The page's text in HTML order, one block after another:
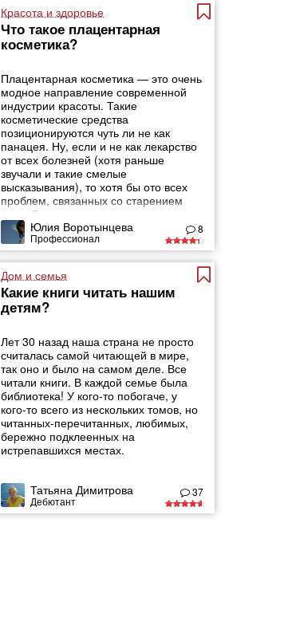
Красота и здоровье
Что такое плацентарная
косметика?
Плацентарная косметика — это очень
модное направление современной
индустрии красоты. Такие
косметические средства
позиционируются чуть ли не как
панацея. Ну, если и не как лекарство
от всех болезней (хотя раньше
звучали и такие смелые
высказывания), то хотя бы ото всех
проблем, связанных со старением
кожи. Где же здесь правда, а где —
вымысел?Юлия Воротынцева
Профессионал
8
Дом и семья
Какие книги читать нашим
детям?
Лет 30 назад наша страна не просто
считалась самой читающей в мире,
так оно и было на самом деле. Все
читали книги. В каждой семье была
библиотека! У кого-то побогаче, у
кого-то всего из нескольких томов, но
читанных-перечитанных, любимых,
бережно подклеенных на
истрепавшихся местах.
Татьяна Димитрова
Дебютант
37